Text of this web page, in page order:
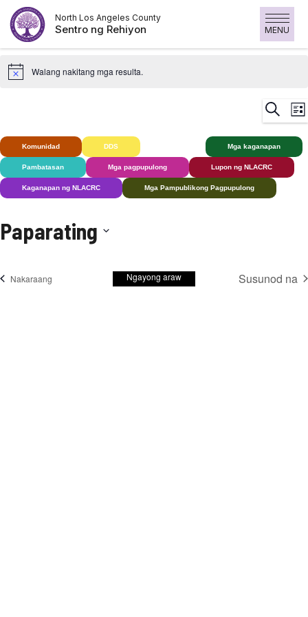
Laktawan
ang
nilalaman
North Los Angeles County
Sentro ng Rehiyon MENU
Walang nakitang mga resulta.
Komunidad DDS Mga kaganapan
Pambatasan Mga pagpupulong Lupon ng NLACRC
Kaganapan ng NLACRC Mga Pampublikong Pagpupulong
Paparating
petsa.
Nakaraang Ngayong araw
Susunod na